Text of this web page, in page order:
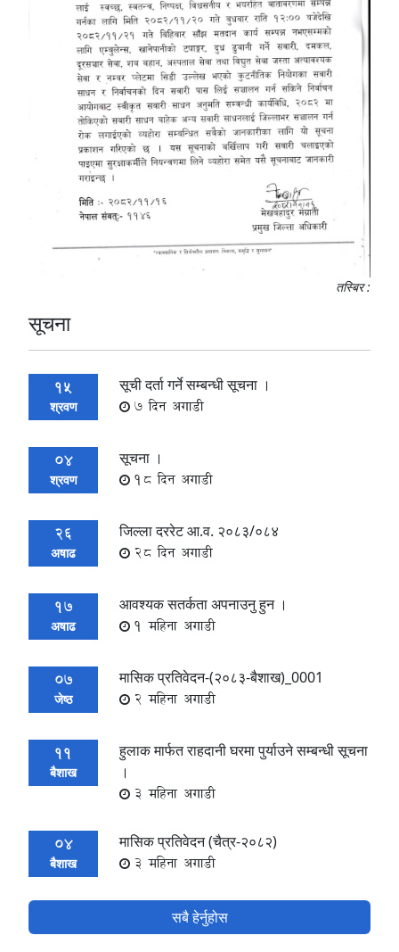
तस्बिर :
सूचना
15
श्रवण
सूची दर्ता गर्ने सम्बन्धी सूचना ।
7 दिन अगाडी
04
श्रवण
सूचना ।
18 दिन अगाडी
26
अषाढ
जिल्ला दररेट आ.व. २०८३/०८४
28 दिन अगाडी
17
अषाढ
आवश्यक सतर्कता अपनाउनु हुन ।
1 महिना अगाडी
07
जेष्ठ
मासिक प्रतिवेदन-(२०८३-बैशाख)_0001
2 महिना अगाडी
11
बैशाख
हुलाक मार्फत राहदानी घरमा पुर्याउने सम्बन्धी सूचना
।
3 महिना अगाडी
04
बैशाख
मासिक प्रतिवेदन (चैत्र-२०८२)
3 महिना अगाडी
सबै हेर्नुहोस